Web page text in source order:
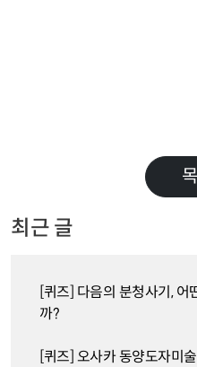
최근 글
[퀴즈] 다음의 분청사기, 어
까?
[퀴즈] 오사카 동양도자미